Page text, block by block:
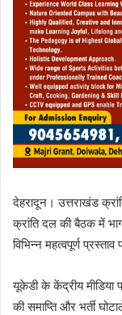
देहरादून। उत्तराखंड
क्रांति दल की बैठक में
विभिन्न महत्वपूर्ण प्रस्ताव
यूकेडी के केंद्रीय मीडिया
की समाप्ति और भर्ती